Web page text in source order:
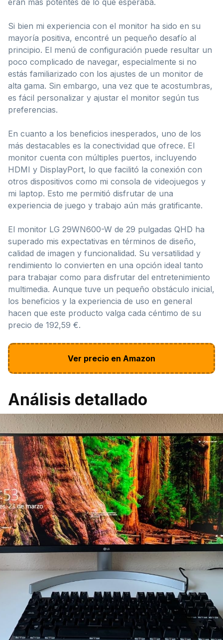
Si bien mi experiencia con el monitor ha sido en su
mayoría positiva, encontré un pequeño desafío al
principio. El menú de configuración puede resultar un
poco complicado de navegar, especialmente si no
estás familiarizado con los ajustes de un monitor de
alta gama. Sin embargo, una vez que te acostumbras,
es fácil personalizar y ajustar el monitor según tus
preferencias.
En cuanto a los beneficios inesperados, uno de los
más destacables es la conectividad que ofrece. El
monitor cuenta con múltiples puertos, incluyendo
HDMI y DisplayPort, lo que facilitó la conexión con
otros dispositivos como mi consola de videojuegos y
mi laptop. Esto me permitió disfrutar de una
experiencia de juego y trabajo aún más gratificante.
El monitor LG 29WN600-W de 29 pulgadas QHD ha
superado mis expectativas en términos de diseño,
calidad de imagen y funcionalidad. Su versatilidad y
rendimiento lo convierten en una opción ideal tanto
para trabajar como para disfrutar del entretenimiento
multimedia. Aunque tuve un pequeño obstáculo inicial,
los beneficios y la experiencia de uso en general
hacen que este producto valga cada céntimo de su
precio de 192,59 €.
Ver precio en Amazon
Análisis detallado